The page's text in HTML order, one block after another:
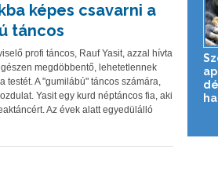
képes csavarni a
táncos
profi táncos, Rauf Yasit, azzal hívta
megdöbbentő, lehetetlennek
testét. A "gumilábú" táncos számára,
Yasit egy kurd néptáncos fia, aki
Az évek alatt egyedülálló